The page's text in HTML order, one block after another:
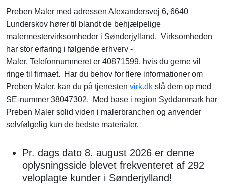
Preben Maler med adressen Alexandersvej 6, 6640
Lunderskov hører til blandt de behjælpelige
malermestervirksomheder i Sønderjylland. Virksomheden
har stor erfaring i følgende erhverv -
Maler. Telefonnummeret er 40871599, hvis du gerne vil
ringe til firmaet. Har du behov for flere informationer om
Preben Maler, kan du på tjenesten virk.dk slå dem op med
SE-nummer 38047302. Med base i region Syddanmark har
Preben Maler solid viden i malerbranchen og anvender
selvfølgelig kun de bedste materialer.
Pr. dags dato 8. august 2026 er denne
oplysningsside blevet frekventeret af 292
veloplagte kunder i Sønderjylland!